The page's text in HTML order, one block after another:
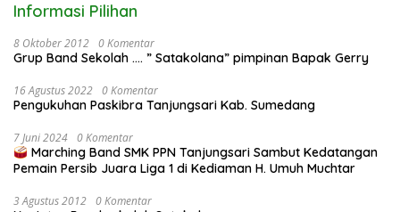
Informasi Pilihan
8 Oktober 2012 0 Komentar
Grup Band Sekolah …. ” Satakolana” pimpinan Bapak Gerry
16 Agustus 2022 0 Komentar
Pengukuhan Paskibra Tanjungsari Kab. Sumedang
7 Juni 2024 0 Komentar
Marching Band SMK PPN Tanjungsari Sambut Kedatangan
Pemain Persib Juara Liga 1 di Kediaman H. Umuh Muchtar
3 Agustus 2012 0 Komentar